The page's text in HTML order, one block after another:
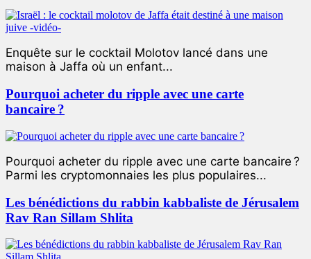
Enquête sur le cocktail Molotov lancé dans une
maison à Jaffa où un enfant...
Pourquoi acheter du ripple avec une carte
bancaire ?
Pourquoi acheter du ripple avec une carte bancaire ?
Parmi les cryptomonnaies les plus populaires...
Les bénédictions du rabbin kabbaliste de Jérusalem
Rav Ran Sillam Shlita